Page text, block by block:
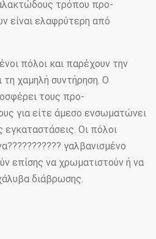
τρόπου προ-
είναι ελαφρύτερη από
πόλοι και παρέχουν την
χαμηλή συντήρηση. Ο
τους προ-
για είτε άμεσο ενσωματώνει
εγκαταστάσεις. Οι πόλοι
γαλβανισμένο
επίσης να χρωματιστούν ή να
διάβρωσης.